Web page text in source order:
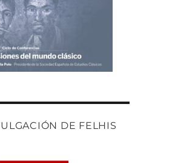
DE FELHIS